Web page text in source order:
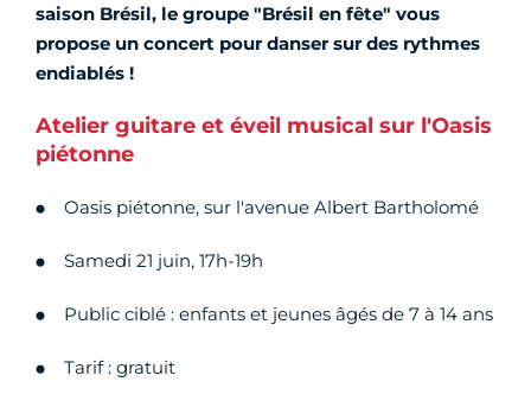
saison Brésil, le groupe "Brésil en fête" vous
propose un concert pour danser sur des rythmes
endiablés !
Atelier guitare et éveil musical sur l'Oasis
piétonne
Oasis piétonne, sur l'avenue Albert Bartholomé
Samedi 21 juin, 17h-19h
Public ciblé : enfants et jeunes âgés de 7 à 14 ans
Tarif : gratuit